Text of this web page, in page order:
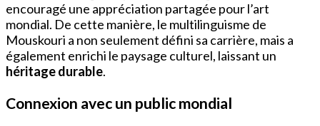
encouragé une appréciation partagée pour l’art
mondial. De cette manière, le multilinguisme de
Mouskouri a non seulement défini sa carrière, mais a
également enrichi le paysage culturel, laissant un
héritage durable.
Connexion avec un public mondial